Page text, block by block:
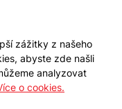
nás
zážitky z našeho
abyste zde našli
analyzovat
o cookies.